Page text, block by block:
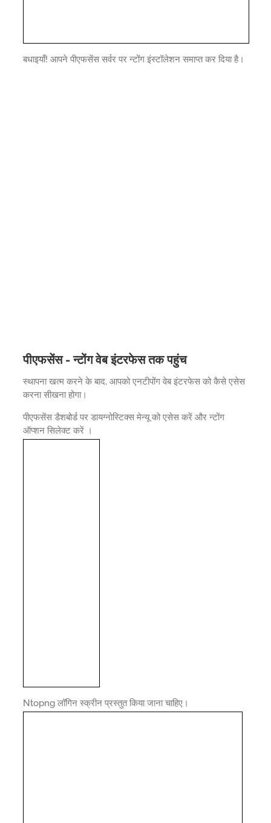
बधाइयाँ! आपने पीएफसेंस सर्वर पर न्टोंग इंस्टॉलेशन समाप्त कर दिया है।
पीएफसेंस - न्टोंग वेब इंटरफेस तक पहुंच
स्थापना खत्म करने के बाद, आपको एनटीपोंग वेब इंटरफेस को कैसे एसेस
करना सीखना होगा।
पीएफसेंस डैशबोर्ड पर डायग्नोस्टिक्स मेन्यू को एसेस करें और न्टोंग
ऑप्शन सिलेक्ट करें ।
Ntopng लॉगिन स्क्रीन प्रस्तुत किया जाना चाहिए।